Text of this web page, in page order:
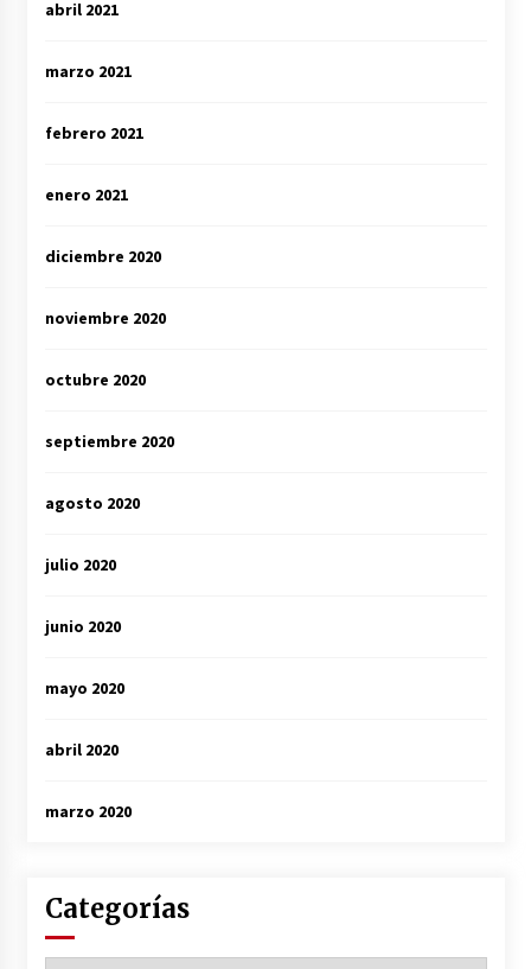
abril 2021
marzo 2021
febrero 2021
enero 2021
diciembre 2020
noviembre 2020
octubre 2020
septiembre 2020
agosto 2020
julio 2020
junio 2020
mayo 2020
abril 2020
marzo 2020
Categorías